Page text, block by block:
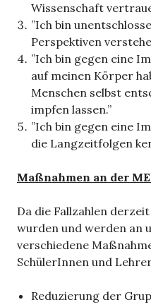
Wissenschaft
”Ich bin
Perspektiven
”Ich bin gegen eine
auf meinen Körper
Menschen selbst
impfen lassen.”
”Ich bin gegen eine
die Langzeitfolgen
Maßnahmen an der
Da die Fallzahlen
wurden und werden an
verschiedene
SchülerInnen und
Reduzierung der